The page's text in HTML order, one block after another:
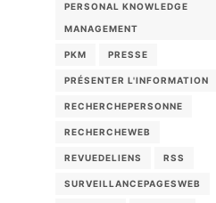
PERSONAL KNOWLEDGE
MANAGEMENT
PKM PRESSE
PRÉSENTER L'INFORMATION
RECHERCHEPERSONNE
RECHERCHEWEB
REVUEDELIENS RSS
SURVEILLANCEPAGESWEB